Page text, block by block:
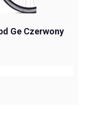
Ge Czerwony